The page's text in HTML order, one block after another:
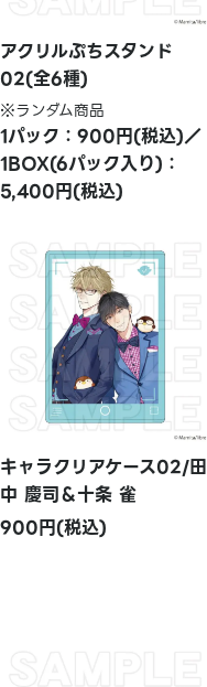
アクリルぷちスタンド
02(全6種)
※ランダム商品
1パック：900円(税込)／
1BOX(6パック入り)：
5,400円(税込)
キャラクリアケース02/田
中 慶司＆十条 雀
900円(税込)